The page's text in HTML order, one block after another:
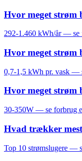
Hvor meget strøm
292-1.460 kWh/år — se
Hvor meget strøm
0,7-1,5 kWh pr. vask —
Hvor meget strøm
30-350W — se forbrug
Hvad trækker
Top 10 strømslugere —